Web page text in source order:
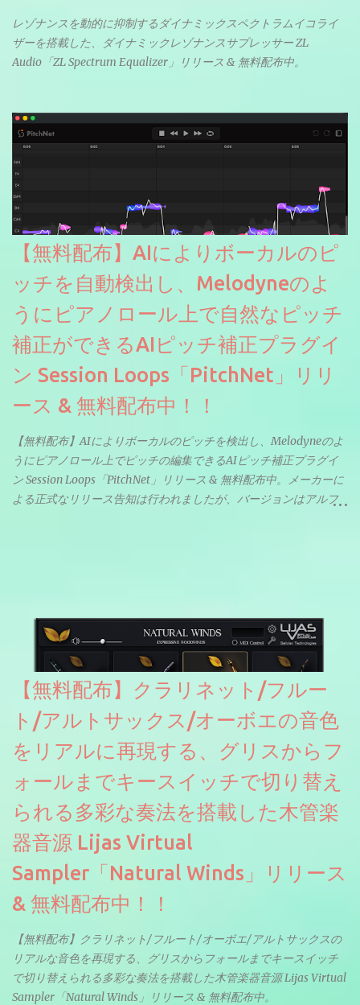
レゾナンスを動的に抑制するダイナミックスペクトラムイコライ
ザーを搭載した、ダイナミックレゾナンスサプレッサー ZL
Audio「ZL Spectrum Equalizer」リリース & 無料配布中。
【無料配布】AIによりボーカルのピ
ッチを自動検出し、Melodyneのよ
うにピアノロール上で自然なピッチ
補正ができるAIピッチ補正プラグイ
ン Session Loops「PitchNet」リリ
ース & 無料配布中！！
【無料配布】AIによりボーカルのピッチを検出し、Melodyneのよ
うにピアノロール上でピッチの編集できるAIピッチ補正プラグイ
ン Session Loops「PitchNet」リリース & 無料配布中。メーカーに
よる正式なリリース告知は行われましたが、バージョンはアルフ
【無料配布】クラリネット/フルー
ト/アルトサックス/オーボエの音色
をリアルに再現する、グリスからフ
ォールまでキースイッチで切り替え
られる多彩な奏法を搭載した木管楽
器音源 Lijas Virtual
Sampler「Natural Winds」リリース
& 無料配布中！！
【無料配布】クラリネット/フルート/オーボエ/アルトサックスの
リアルな音色を再現する、グリスからフォールまでキースイッチ
で切り替えられる多彩な奏法を搭載した木管楽器音源 Lijas Virtual
Sampler「Natural Winds」リリース & 無料配布中。